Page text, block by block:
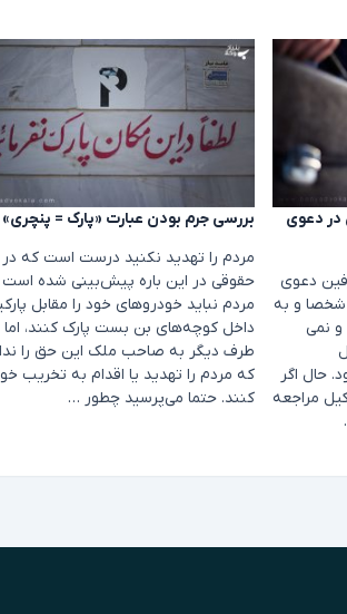
در دعوی
دعوی
شخصا و به
نمی
حال اگر
مراجعه
بررسی جرم بودن عبارت «پارک = پنچری»
مردم را تهدید نکنید درست است که در
حقوقی در این باره پیش‌بینی شده است
مردم نباید خودروهای خود را مقابل
داخل کوچه‌های بن بست پارک کنند، اما
طرف دیگر به صاحب ملک این حق را
که مردم را تهدید یا اقدام به تخریب
کنند. حتما می‌پرسید چطور …